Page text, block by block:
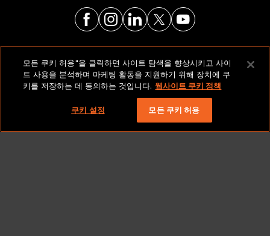
법적 고지 및 정책
저작권 2026 Lionbridge Technologies, LLC. 모든 권리
보유.
모든 쿠키 허용"을 클릭하면 사이트 탐색을 향상시키고 사이
트 사용을 분석하며 마케팅 활동을 지원하기 위해 장치에 쿠
키를 저장하는 데 동의하는 것입니다. 웹사이트 쿠키 정책
쿠키 설정 모든 쿠키 허용